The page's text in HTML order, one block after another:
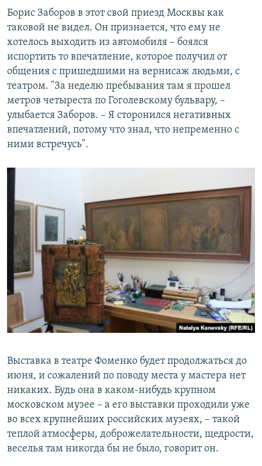
Борис Заборов в этот свой приезд Москвы как
таковой не видел. Он признается, что ему не
хотелось выходить из автомобиля – боялся
испортить то впечатление, которое получил от
общения с пришедшими на вернисаж людьми, с
театром. "За неделю пребывания там я прошел
метров четыреста по Гоголевскому бульвару, –
улыбается Заборов. – Я сторонился негативных
впечатлений, потому что знал, что непременно с
ними встречусь".
Выставка в театре Фоменко будет продолжаться до
июня, и сожалений по поводу места у мастера нет
никаких. Будь она в каком-нибудь крупном
московском музее – а его выставки проходили уже
во всех крупнейших российских музеях, – такой
теплой атмосферы, доброжелательности, щедрости,
веселья там никогда бы не было, говорит он.